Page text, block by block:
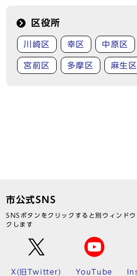
区役所
川崎区 幸区 中原区
宮前区 多摩区 麻生区
市公式SNS
SNSボタンをクリックすると別ウィンド
クします
X(旧Twitter) YouTube